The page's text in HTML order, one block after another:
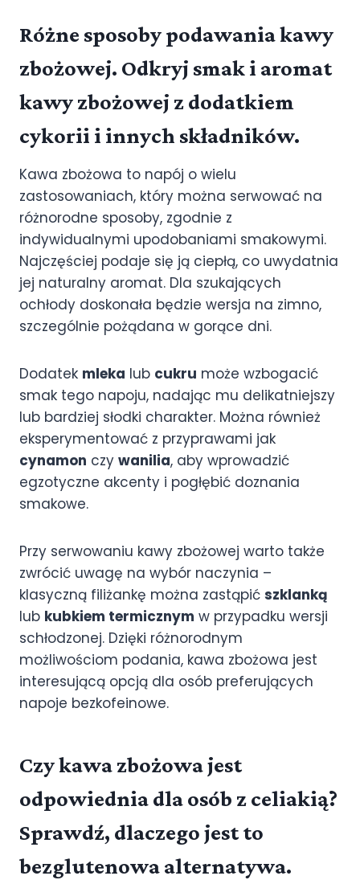
Różne sposoby podawania kawy
zbożowej. Odkryj smak i aromat
kawy zbożowej z dodatkiem
cykorii i innych składników.
Kawa zbożowa to napój o wielu
zastosowaniach, który można serwować na
różnorodne sposoby, zgodnie z
indywidualnymi upodobaniami smakowymi.
Najczęściej podaje się ją ciepłą, co uwydatnia
jej naturalny aromat. Dla szukających
ochłody doskonała będzie wersja na zimno,
szczególnie pożądana w gorące dni.
Dodatek mleka lub cukru może wzbogacić
smak tego napoju, nadając mu delikatniejszy
lub bardziej słodki charakter. Można również
eksperymentować z przyprawami jak
cynamon czy wanilia, aby wprowadzić
egzotyczne akcenty i pogłębić doznania
smakowe.
Przy serwowaniu kawy zbożowej warto także
zwrócić uwagę na wybór naczynia –
klasyczną filiżankę można zastąpić szklanką
lub kubkiem termicznym w przypadku wersji
schłodzonej. Dzięki różnorodnym
możliwościom podania, kawa zbożowa jest
interesującą opcją dla osób preferujących
napoje bezkofeinowe.
Czy kawa zbożowa jest
odpowiednia dla osób z celiakią?
Sprawdź, dlaczego jest to
bezglutenowa alternatywa.